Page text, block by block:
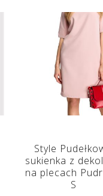
Style
sukienka z
na plecach
S